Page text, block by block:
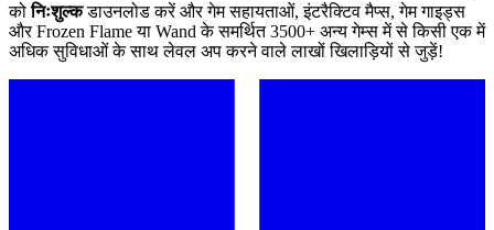
कोनिःशुल्कडाउनलोड करें और गेम सहायताओं, इंटरैक्टिव मैप्स, गेम गाइड्स
और Frozen Flame या Wand के समर्थित 3500+ अन्य गेम्स में से किसी एक में
अधिक सुविधाओं के साथ लेवल अप करने वाले लाखों खिलाड़ियों से जुड़ें!